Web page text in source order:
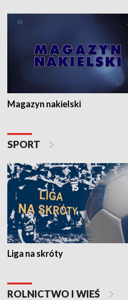
Magazyn nakielski
SPORT
Liga na skróty
ROLNICTWO I WIEŚ